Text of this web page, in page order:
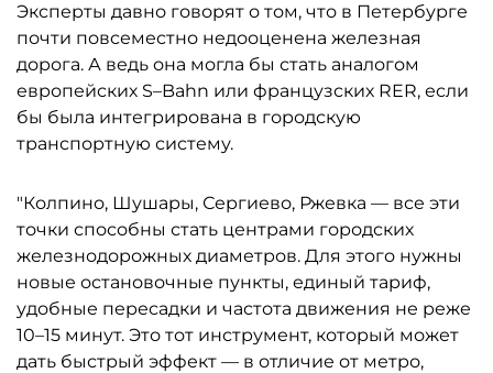
Эксперты давно говорят о том, что в Петербурге
почти повсеместно недооценена железная
дорога. А ведь она могла бы стать аналогом
европейских S–Bahn или французских RER, если
бы была интегрирована в городскую
транспортную систему.
"Колпино, Шушары, Сергиево, Ржевка — все эти
точки способны стать центрами городских
железнодорожных диаметров. Для этого нужны
новые остановочные пункты, единый тариф,
удобные пересадки и частота движения не реже
10–15 минут. Это тот инструмент, который может
дать быстрый эффект — в отличие от метро,